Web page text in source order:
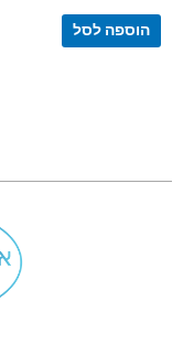
הוספה לסל